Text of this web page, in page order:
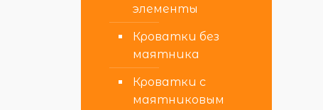
элементы
Кроватки без
маятника
Кроватки с
маятниковым